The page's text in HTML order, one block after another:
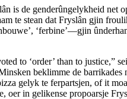
is de gender­ûngelykheid
te stean dat Fryslân gjin
‘ferbine’—gjin
to ‘order’ than to justice,”
beklimme de
gelyk te ferpartsjen, of it
oer in gelikense propoarsje